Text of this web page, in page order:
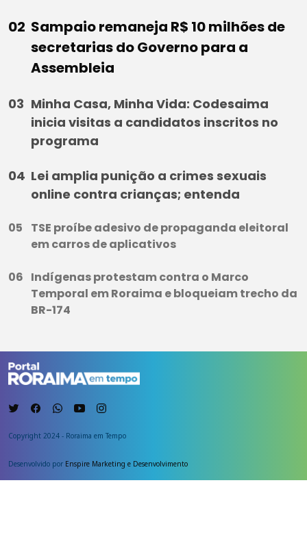
Sampaio remaneja R$ 10 milhões de
secretarias do Governo para a
Assembleia
Minha Casa, Minha Vida: Codesaima
inicia visitas a candidatos inscritos no
programa
Lei amplia punição a crimes sexuais
online contra crianças; entenda
TSE proíbe adesivo de propaganda eleitoral
em carros de aplicativos
Indígenas protestam contra o Marco
Temporal em Roraima e bloqueiam trecho da
BR-174
Copyright 2024 - Roraima em Tempo
Desenvolvido por Enspire Marketing e Desenvolvimento